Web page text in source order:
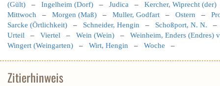
(Gült) – Ingelheim (Dorf) – Judica – Kercher, Wiprecht (der)
Mittwoch – Morgen (Maß) – Muller, Godfart – Ostern –
Sarcke (Örtlichkeit) – Schneider, Hengin – Schoßport, N. N.
Urteil – Viertel – Wein (Wein) – Weinheim, Enders (Endres)
Wingert (Weingarten) – Wirt, Hengin – Woche –
Zitierhinweis